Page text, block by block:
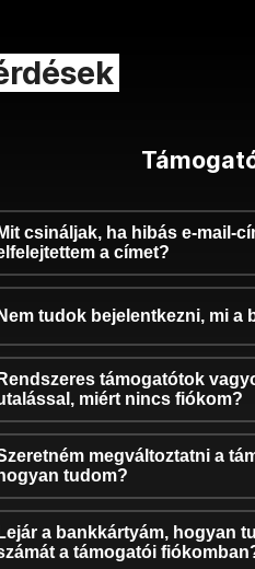
Mit csináljak, ha hibás e-mail-
a címet?
Nem tudok bejelentkezni, mi a
Rendszeres támogatótok
miért nincs fiókom?
megváltoztatni a
hogyan tudom?
Lejár a bankkártyám, hogyan
a támogatói